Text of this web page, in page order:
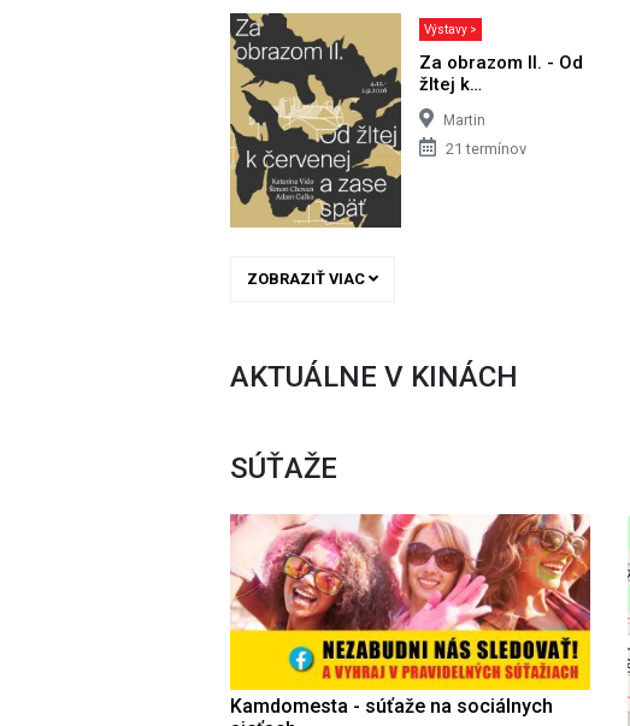
Výstavy >
Za obrazom II. - Od
žltej k…
Martin
21 termínov
ZOBRAZIŤ VIAC
AKTUÁLNE V KINÁCH
SÚŤAŽE
Kamdomesta - súťaže na sociálnych